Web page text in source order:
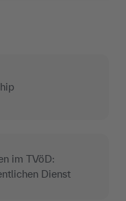
im TVöD:
Dienst